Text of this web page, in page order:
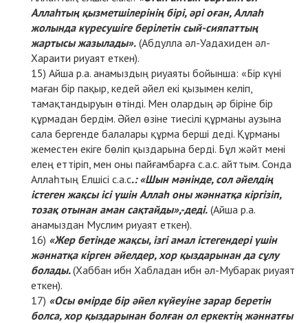
Аллаһтың қызметшілерінің бірі, әрі оған, Аллаһ
жолында күресушіге берілетін сый-сияпаттың
жартысы жазылады». (Абдулла әл-Уадахиден әл-
Хараити риуаят еткен).
Айша р.а. анамыздың риуаяты бойынша: «Бір күні
маған бір пақыр, кедей әйел екі қызымен келіп,
тамақтандыруын өтінді. Мен олардың әр біріне бір
құрмадан бердім. Әйел өзіне тиесілі құрманы аузына
сала бергенде балалары құрма берші деді. Құрманы
жеместен екіге бөліп қыздарына берді. Бұл жәйт мені
елең еттіріп, мен оны пайғамбарға с.а.с. айттым. Сонда
Аллаһтың Елшісі с.а.с.: «Шын мәнінде, сол әйелдің
істеген жақсы ісі үшін Аллаһ оны жәннатқа кіргізіп,
тозақ отынан аман сақтайды»,-деді. (Айша р.а.
анамыздан Муслим риуаят еткен).
«Жер бетінде жақсы, ізгі амал істегендері үшін
жәннатқа кірген әйелдер, хор қыздарынан да сұлу
болады.(Хаббан ибн Хабладан ибн әл-Мубарак риуаят
еткен).
«Осы өмірде бір әйел күйеуіне зарар беретін
болса, хор қыздарынан болған ол еркектің жәннатғы